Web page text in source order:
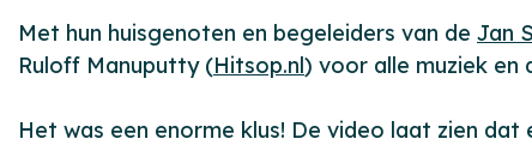
Met hun huisgenoten en begeleiders van de Jan
Ruloff Manuputty (Hitsop.nl) voor alle muziek en
Het was een enorme klus! De video laat zien